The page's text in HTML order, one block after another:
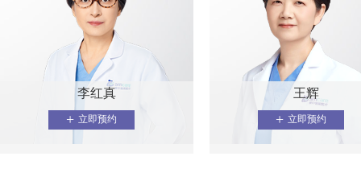
李红真
+ 立即预约
王辉
+ 立即预约